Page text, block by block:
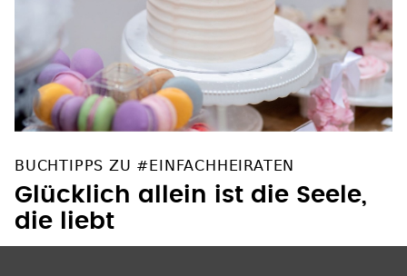
BUCHTIPPS ZU #EINFACHHEIRATEN
Glücklich allein ist die Seele,
die liebt